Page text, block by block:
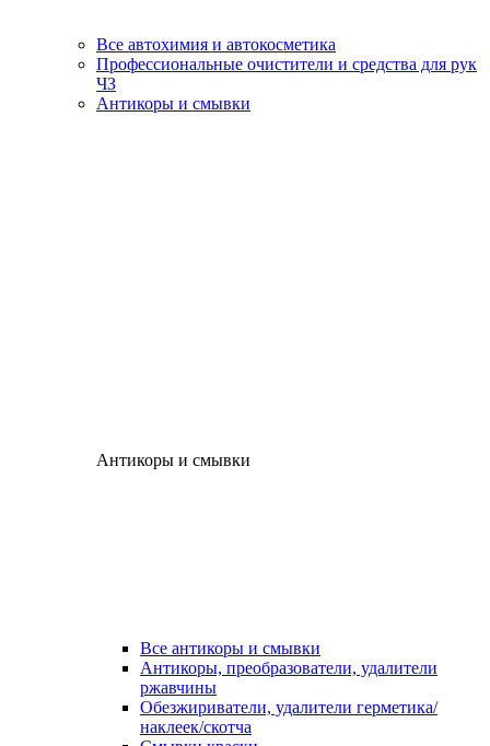
Все автохимия и автокосметика
Профессиональные очистители и средства для рук
ЧЗ
Антикоры и смывки
Антикоры и смывки
Все антикоры и смывки
Антикоры, преобразователи, удалители
ржавчины
Обезжириватели, удалители герметика/
наклеек/скотча